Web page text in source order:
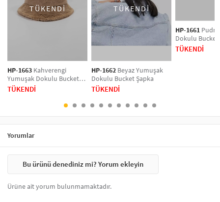
TÜKENDİ
HP-1663 Kahverengi
Yumuşak Dokulu Bucket
Şapka
TÜKENDİ
TÜKENDİ
HP-1662 Beyaz Yumuşak
Dokulu Bucket Şapka
TÜKENDİ
HP-1661
Dokulu Bucket
TÜKENDİ
Yorumlar
Bu ürünü denediniz mi? Yorum ekleyin
Ürüne ait yorum bulunmamaktadır.